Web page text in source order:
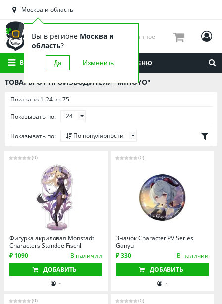
Башкортостан
Брянская область
Вологодская область
Воронежская область
Иркутская область
Кировская область
Краснодарский край
Красноярский край
Мордовия
Москва и область
Нижегородская область
Новосибирская область
Омская область
Оренбургская область
Пензенская область
Пермский край
Ростовская область
Рязанская область
Москва и область
Вы в регионе Москва и
область?
Да Изменить
Избранное
ВСЕ КАТЕГОРИИ МЕНЮ
ТОВАРЫ ОТ ПРОИЗВОДИТЕЛЯ "MIHOYO"
Показано 1-24 из 75
Показывать по: 24
Показывать по: По популярности
(0)
Фигурка акриловая Monstadt
Characters Standee Fischl
₽ 1090
В наличии
ДОБАВИТЬ
-
(0)
Значок Character PV Series
Ganyu
₽ 330
В наличии
ДОБАВИТЬ
-
(0) (0)